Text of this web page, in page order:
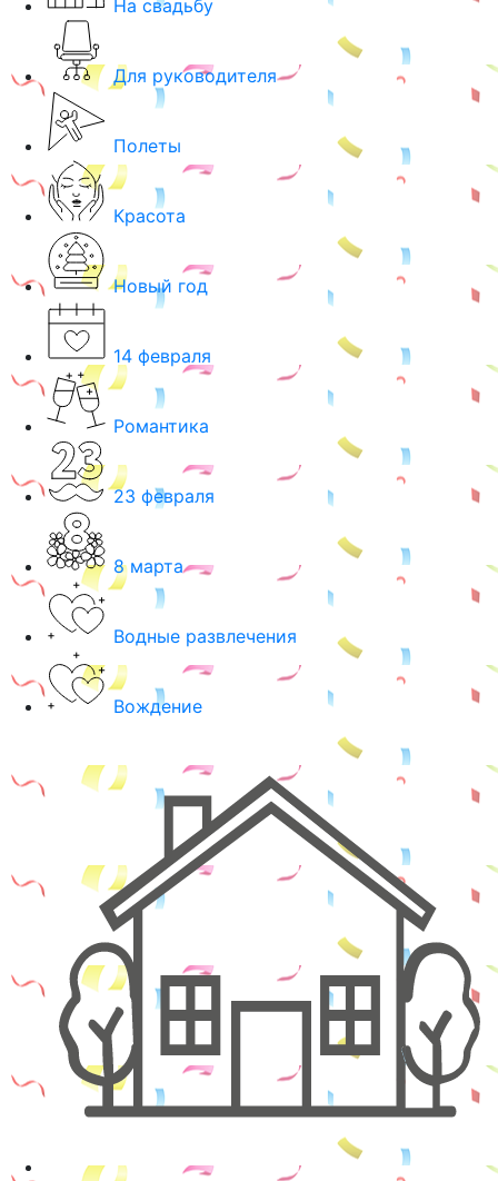
На свадьбу
Для руководителя
Полеты
Красота
Новый год
14 февраля
Романтика
23 февраля
8 марта
Водные развлечения
Вождение